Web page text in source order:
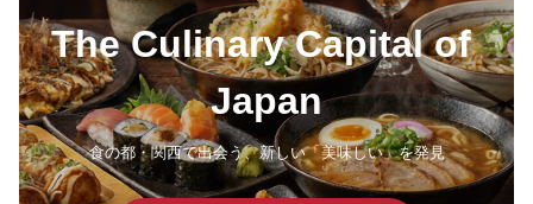
The Culinary Capital of
Japan
食の都・関西で出会う、新しい「美味しい」を発見